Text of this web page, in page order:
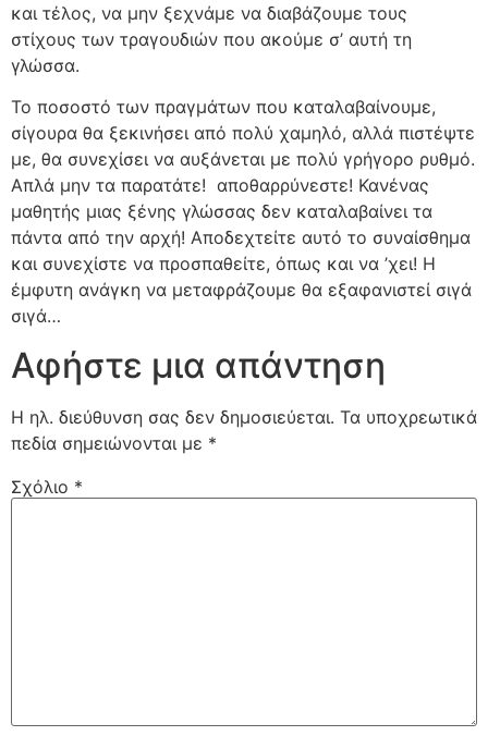
και τέλος, να μην ξεχνάμε να διαβάζουμε τους
στίχους των τραγουδιών που ακούμε σ’ αυτή τη
γλώσσα.
Το ποσοστό των πραγμάτων που καταλαβαίνουμε,
σίγουρα θα ξεκινήσει από πολύ χαμηλό, αλλά πιστέψτε
με, θα συνεχίσει να αυξάνεται με πολύ γρήγορο ρυθμό.
Απλά μην τα παρατάτε! αποθαρρύνεστε! Κανένας
μαθητής μιας ξένης γλώσσας δεν καταλαβαίνει τα
πάντα από την αρχή! Αποδεχτείτε αυτό το συναίσθημα
και συνεχίστε να προσπαθείτε, όπως και να ’χει! Η
έμφυτη ανάγκη να μεταφράζουμε θα εξαφανιστεί σιγά
σιγά…
Αφήστε μια απάντηση
Η ηλ. διεύθυνση σας δεν δημοσιεύεται. Τα υποχρεωτικά
πεδία σημειώνονται με *
Σχόλιο *